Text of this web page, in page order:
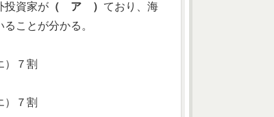
投資家が（ ア ） ており、海
ることが分かる。
７割
７割